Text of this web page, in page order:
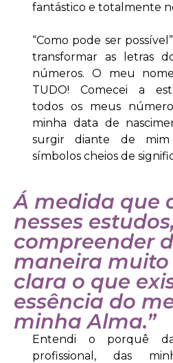
fantástico e totalmente
“Como pode ser
transformar as letras
números. O meu
TUDO! Comecei a
todos os meus
minha data de
surgir diante de
símbolos cheios de
Á medida que
nesses
compreender
maneira muito
clara o que
essência do
minha Alma.”
Entendi o porquê
profissional, das